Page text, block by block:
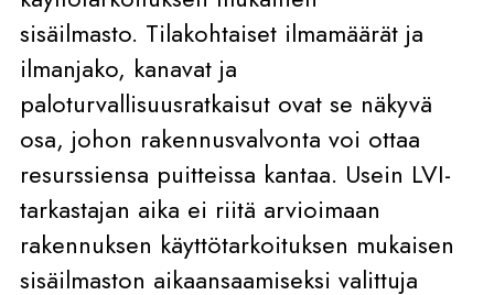
sisäilmasto. Tilakohtaiset ilmamäärät ja
ilmanjako, kanavat ja
paloturvallisuusratkaisut ovat se näkyvä
osa, johon rakennusvalvonta voi ottaa
resurssiensa puitteissa kantaa. Usein LVI-
tarkastajan aika ei riitä arvioimaan
rakennuksen käyttötarkoituksen mukaisen
sisäilmaston aikaansaamiseksi valittuja